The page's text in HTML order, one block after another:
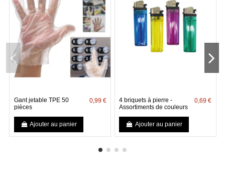
Gant jetable TPE 50
pièces
0,99 €
Ajouter au panier
4 briquets à pierre -
Assortiments de couleurs
0,69 €
Ajouter au panier